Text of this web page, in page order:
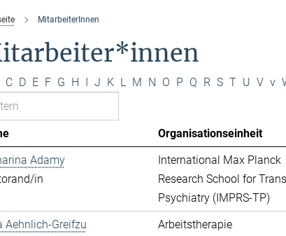
MitarbeiterInnen
C D E F G H I J K L M N O P Q R S T U V v
Organisationseinheit
Adamy
in
International Max Planck
Research School for
Psychiatry (IMPRS-TP)
Aehnlich-Greifzu
Arbeitstherapie